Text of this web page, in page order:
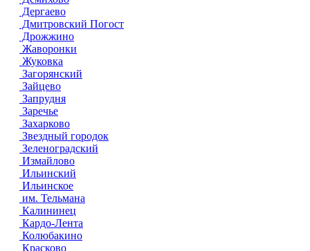
Дергаево
Дмитровский Погост
Дрожжино
Жаворонки
Жуковка
Загорянский
Зайцево
Запрудня
Заречье
Захарково
Звездный городок
Зеленоградский
Измайлово
Ильинский
Ильинское
им. Тельмана
Калининец
Кардо-Лента
Колюбакино
Красково